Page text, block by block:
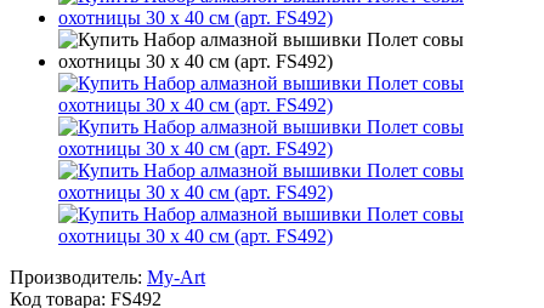
Производитель: My-Art
Код товара: FS492